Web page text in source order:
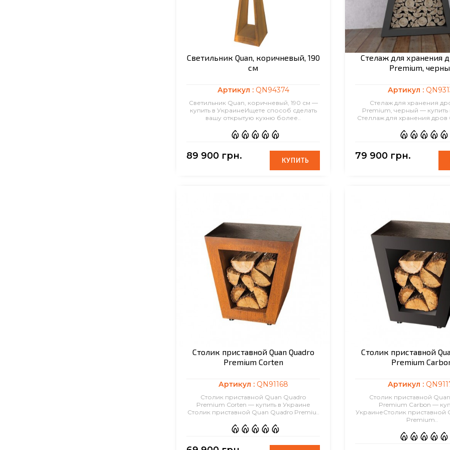
Светильник Quan, коричневый, 190
см
Артикул : QN94374
Светильник Quan, коричневый, 190 см —
купить в УкраинеИщете способ сделать
вашу открытую кухню более..
89 900 грн. КУПИТЬ
КУПИТЬ
Стелаж для хранения
Premium,
Артикул :
Стелаж для хранения
Premium, черный — купить
Стеллаж для хранения дров
79 900 грн.
Столик приставной Quan Quadro
Premium Corten
Артикул : QN91168
Столик приставной Quan Quadro
Premium Corten — купить в Украине
Столик приставной Quan Quadro Premiu..
Столик приставной
Premium
Артикул :
Столик приставной
Premium Carbon —
УкраинеСтолик приставной
Premium..